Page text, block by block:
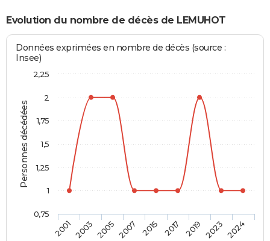
Evolution du nombre de décès de LEMUHOT
Personnes décédées
Données exprimées en nombre de décès (source :
Insee)
2001 2003 2005 2007 2015 2017 2019 2023 2024
0,75
1
1,25
1,5
1,75
2
2,25